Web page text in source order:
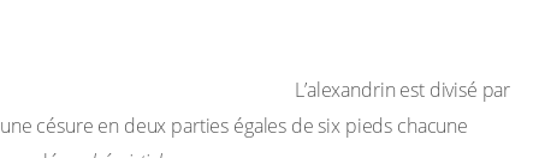
L’alexandrin est divisé par
une césure en deux parties égales de six pieds chacune